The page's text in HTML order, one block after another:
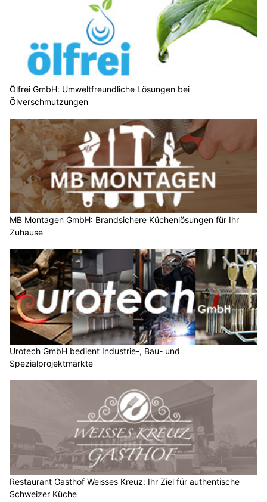
Ölfrei GmbH: Umweltfreundliche Lösungen bei
Ölverschmutzungen
MB Montagen GmbH: Brandsichere Küchenlösungen für Ihr
Zuhause
Urotech GmbH bedient Industrie-, Bau- und
Spezialprojektmärkte
Restaurant Gasthof Weisses Kreuz: Ihr Ziel für authentische
Schweizer Küche